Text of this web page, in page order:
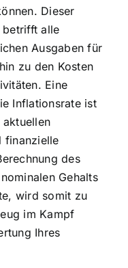
Dieser
betrifft alle
Ausgaben für
zu den Kosten
Eine
Inflationsrate ist
aktuellen
finanzielle
des
Gehalts
wird somit zu
im Kampf
Ihres